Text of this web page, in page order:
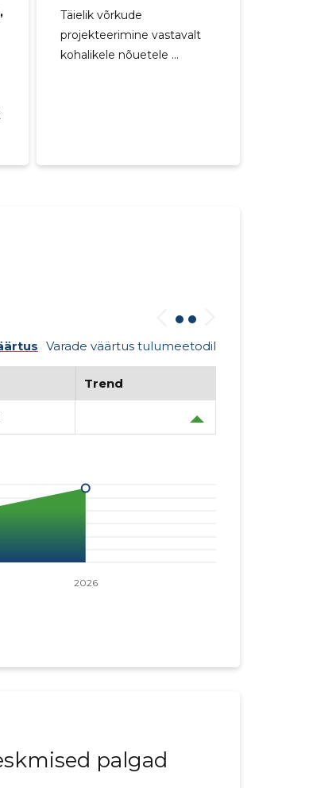
Täielik võrkude
projekteerimine vastavalt
kohalikele nõuetele ...
Varade väärtus tulumeetodil
Trend
palgad